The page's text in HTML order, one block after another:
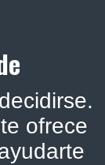
ofrece